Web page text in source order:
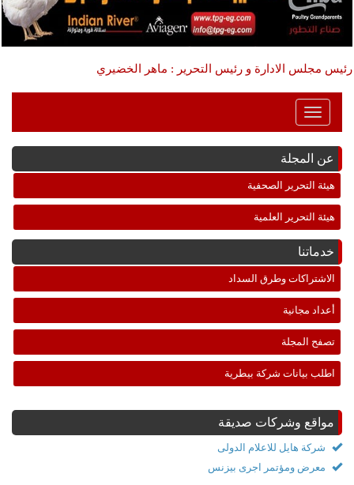
رئيس مجلس الادارة و رئيس التحرير : ماهر الخضيري
Toggle
Navigation
عن المجلة
هيئة التحرير الصحفية
هيئة التحرير العلمية
خدماتنا
الاشتراكات وطرق السداد
أعداد مجانية
تصفح المجلة
اطلب بيانات شركة بيطرية
مواقع وشركات صديقة
شركة هايل للاعلام الدولى
معرض ومؤتمر اجرى بيزنس